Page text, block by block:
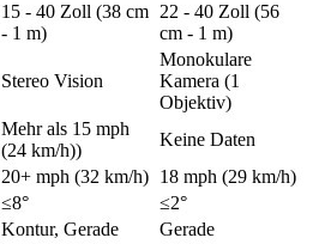
15 - 40 Zoll (38 cm
- 1 m)
22 - 40 Zoll (56
cm - 1 m)
Stereo Vision
Monokulare
Kamera (1
Objektiv)
Mehr als 15 mph
(24 km/h))
Keine Daten
20+ mph (32 km/h) 18 mph (29 km/h)
≤8°
≤2°
Kontur, Gerade
Gerade